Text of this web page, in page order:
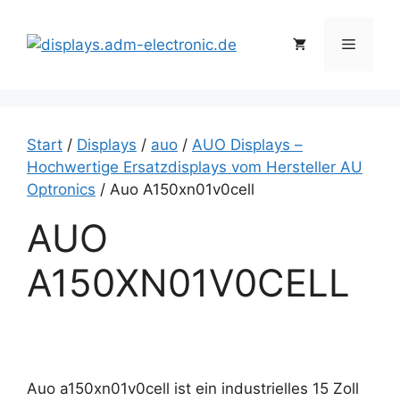
Inhalt
springen
Menü
Start / Displays / auo / AUO Displays –
Hochwertige Ersatzdisplays vom Hersteller AU
Optronics / Auo A150xn01v0cell
AUO
A150XN01V0CELL
Auo a150xn01v0cell ist ein industrielles 15 Zoll